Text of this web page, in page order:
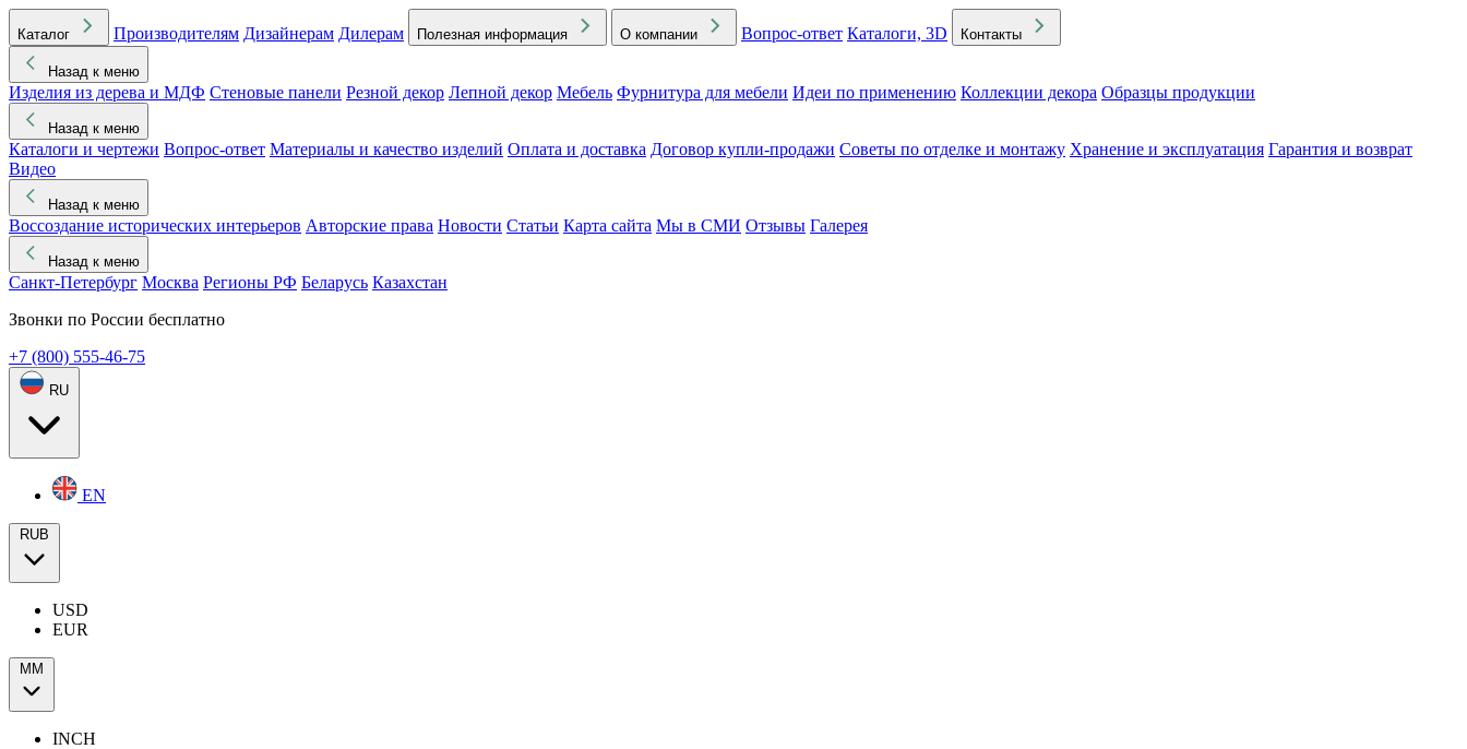
Каталог Производителям Дизайнерам Дилерам Полезная информация О компании Вопрос-ответ Каталоги, 3D Контакты
Назад к меню
Изделия из дерева и МДФ Стеновые панели Резной декор Лепной декор Мебель Фурнитура для мебели Идеи по применению Коллекции декора Образцы продукции
Назад к меню
Каталоги и чертежи Вопрос-ответ Материалы и качество изделий Оплата и доставка Договор купли-продажи Советы по отделке и монтажу Хранение и эксплуатация Гарантия и возврат
Видео
Назад к меню
Воссоздание исторических интерьеров Авторские права Новости Статьи Карта сайта Мы в СМИ Отзывы Галерея
Назад к меню
Санкт-Петербург Москва Регионы РФ Беларусь Казахстан
Звонки по России бесплатно
+7 (800) 555-46-75
RU
EN
RUB
USD
EUR
ММ
INCH